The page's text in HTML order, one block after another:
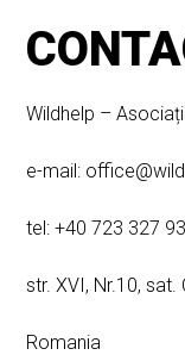
Wildhelp –
e-mail:
tel: +40 723 327
str. XVI, Nr.10, sat.
Romania